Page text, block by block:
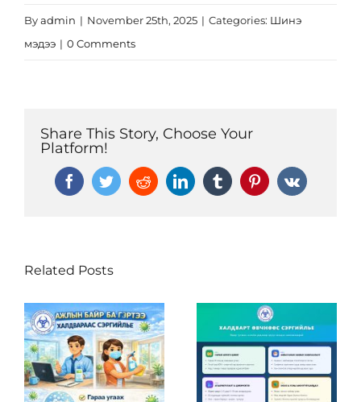
Byadmin | November 25th, 2025 | Categories: Шинэ
мэдээ | 0 Comments
Share This Story, Choose Your
Platform!
FacebookTwitterRedditLinkedInTumblr Pinterest
Vk
Related Posts